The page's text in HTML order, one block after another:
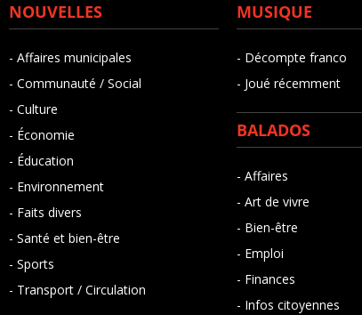
NOUVELLES
- Affaires municipales
- Communauté / Social
- Culture
- Économie
- Éducation
- Environnement
- Faits divers
- Santé et bien-être
- Sports
- Transport / Circulation
MUSIQUE
- Décompte franco
- Joué récemment
BALADOS
- Affaires
- Art de vivre
- Bien-être
- Emploi
- Finances
- Infos citoyennes